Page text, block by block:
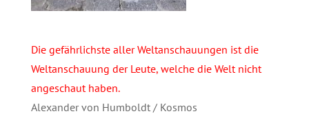
Die gefährlichste aller Weltanschauungen ist die
Weltanschauung der Leute, welche die Welt nicht
angeschaut haben.
Alexander von Humboldt / Kosmos